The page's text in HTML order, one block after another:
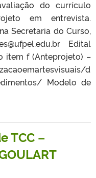
do currículo
em entrevista.
Secretaria do Curso,
Edital
item f (Anteprojeto) –
d
Modelo de
TCC –